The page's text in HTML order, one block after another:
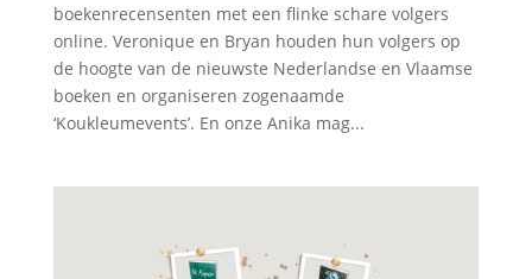
boekenrecensenten met een flinke schare volgers
online. Veronique en Bryan houden hun volgers op
de hoogte van de nieuwste Nederlandse en Vlaamse
boeken en organiseren zogenaamde
‘Koukleumevents’. En onze Anika mag...